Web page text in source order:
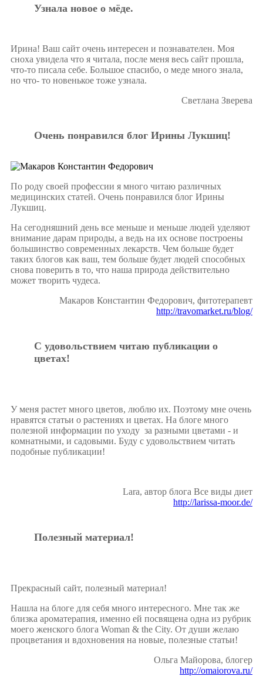
Узнала новое о мёде.
Ирина! Ваш сайт очень интересен и познавателен. Моя
сноха увидела что я читала, после меня весь сайт прошла,
что-то писала себе. Большое спасибо, о меде много знала,
но что- то новенькое тоже узнала.
Светлана Зверева
Очень понравился блог Ирины Лукшиц!
По роду своей профессии я много читаю различных
медицинских статей. Очень понравился блог Ирины
Лукшиц.
На сегодняшний день все меньше и меньше людей уделяют
внимание дарам природы, а ведь на их основе построены
большинство современных лекарств. Чем больше будет
таких блогов как ваш, тем больше будет людей способных
снова поверить в то, что наша природа действительно
может творить чудеса.
Макаров Константин Федорович, фитотерапевт
http://travomarket.ru/blog/
С удовольствием читаю публикации о
цветах!
У меня растет много цветов, люблю их. Поэтому мне очень
нравятся статьи о растениях и цветах. На блоге много
полезной информации по уходу за разными цветами - и
комнатными, и садовыми. Буду с удовольствием читать
подобные публикации!
Lara, автор блога Все виды диет
http://larissa-moor.de/
Полезный материал!
Прекрасный сайт, полезный материал!
Нашла на блоге для себя много интересного. Мне так же
близка ароматерапия, именно ей посвящена одна из рубрик
моего женского блога Woman & the City. От души желаю
процветания и вдохновения на новые, полезные статьи!
Ольга Майорова, блогер
http://omaiorova.ru/